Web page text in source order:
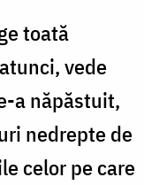
toată
vede
a năpăstuit,
nedrepte de
celor pe care